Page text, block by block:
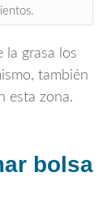
la grasa los
también
esta zona.
bolsa